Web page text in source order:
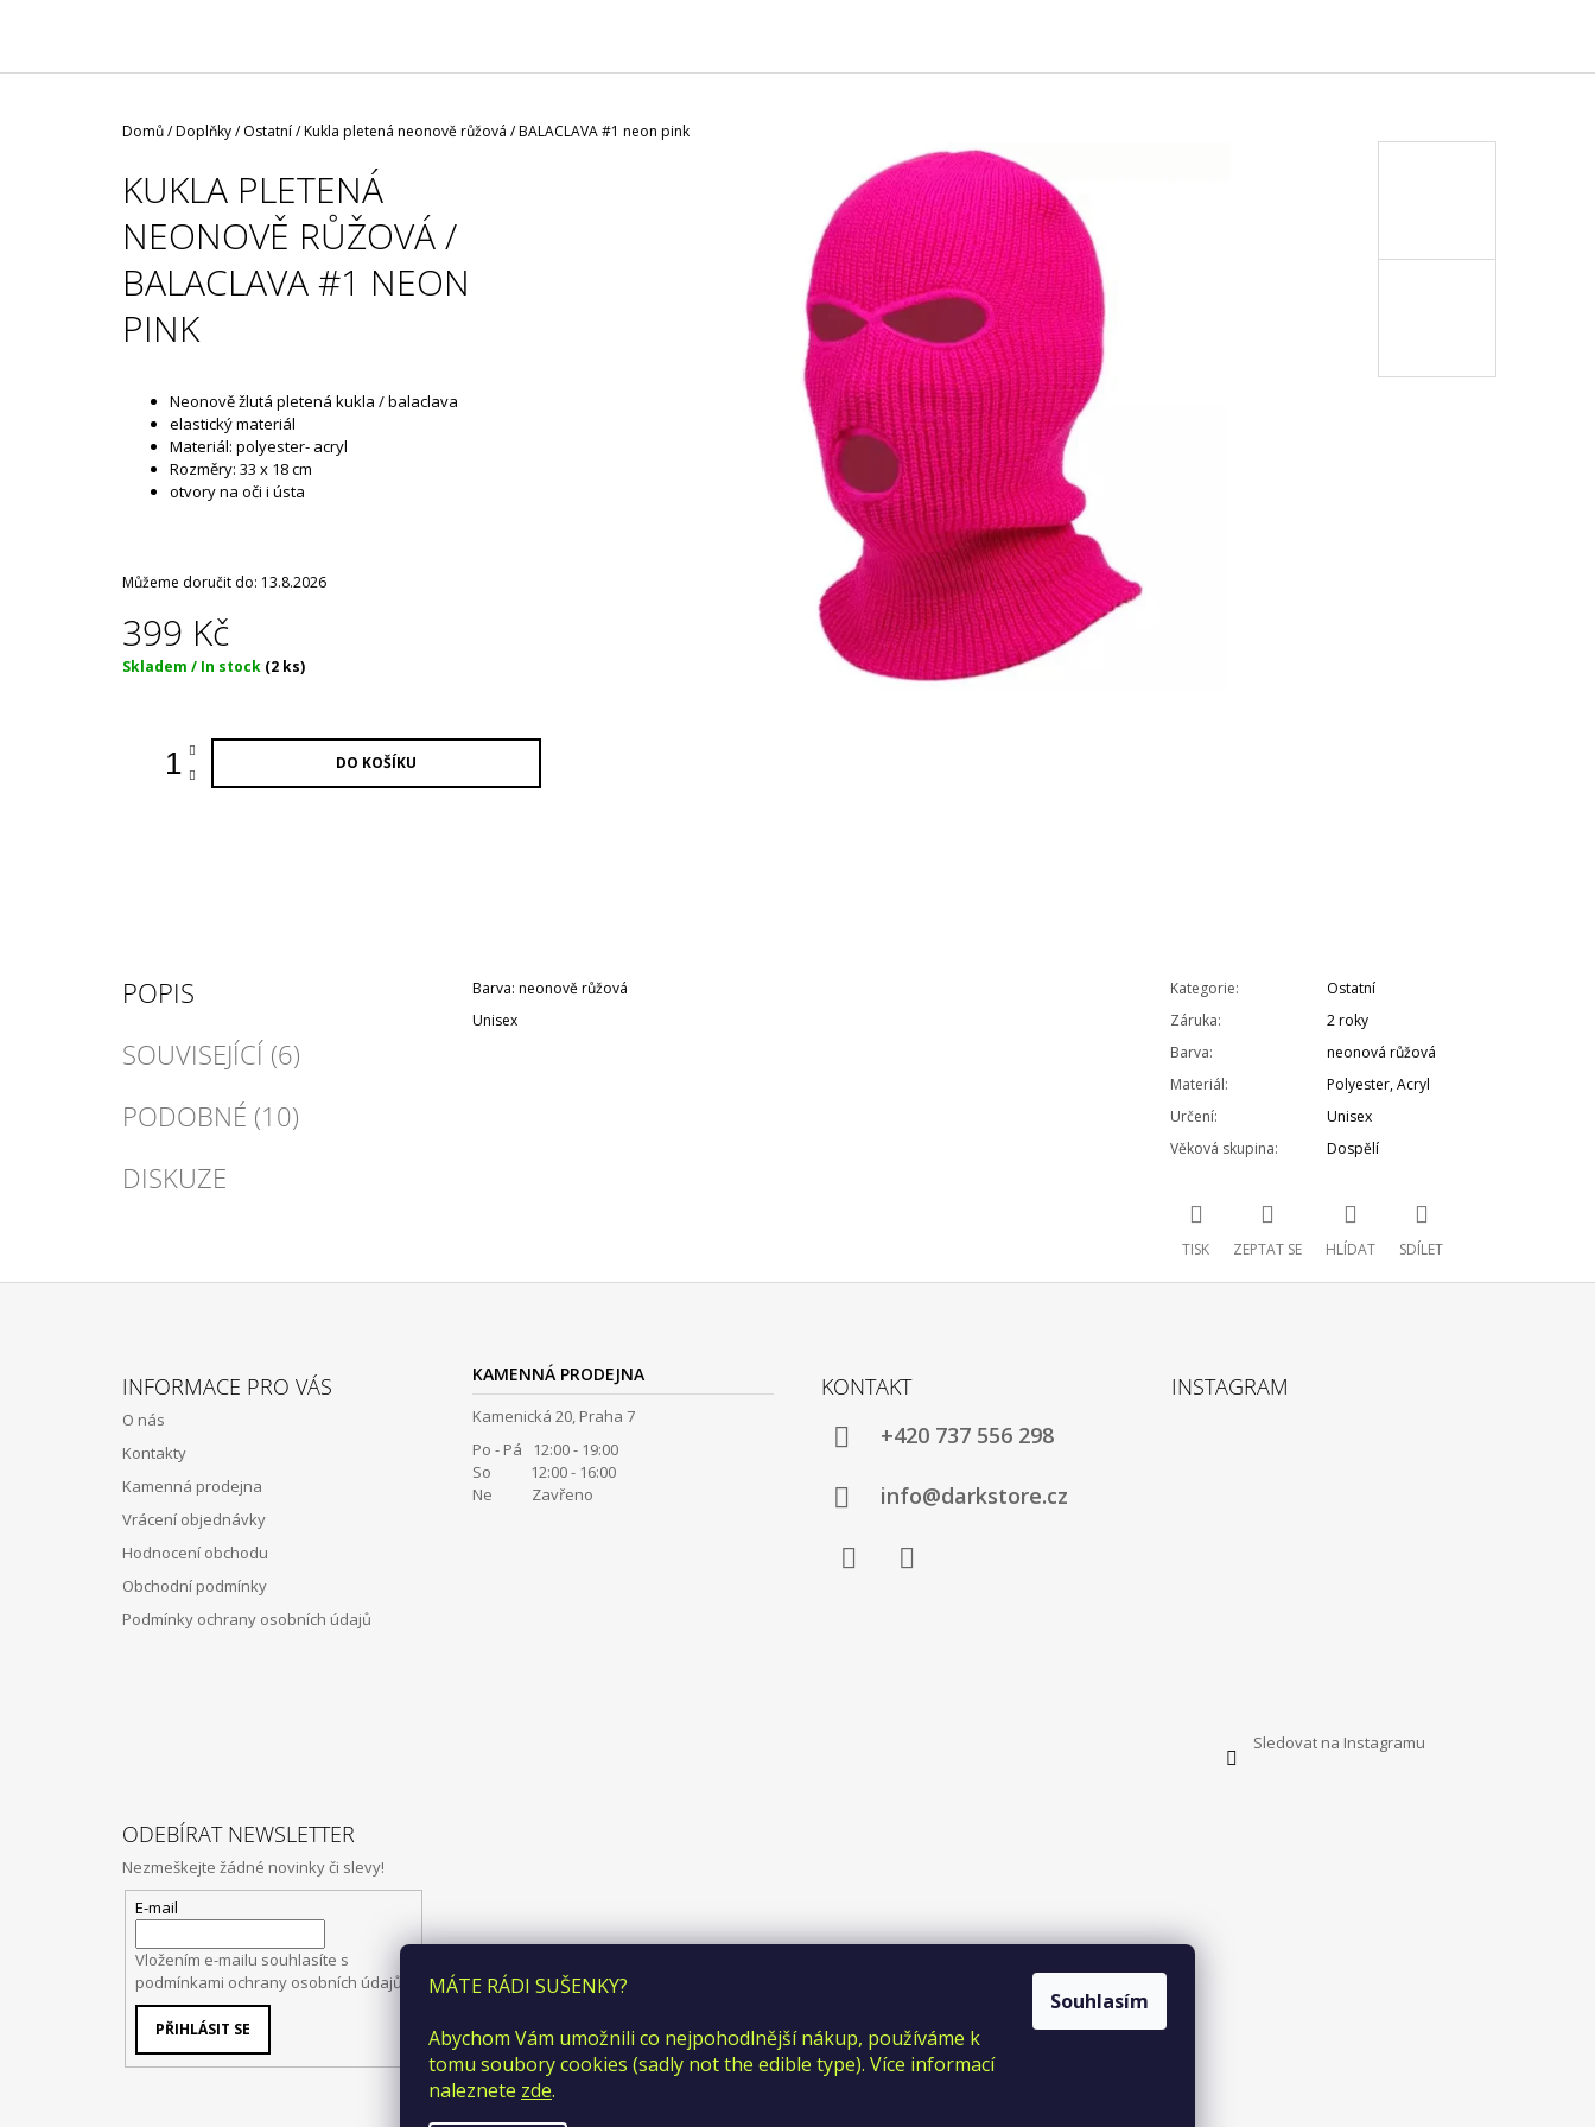
MÁTE RÁDI SUŠENKY?
Abychom Vám umožnili co nejpohodlnější nákup, používáme k
tomu soubory cookies (sadly not the edible type). Více informací
naleznete zde.
Souhlasím
Domů/Doplňky/ Ostatní/Kukla pletená neonově růžová / BALACLAVA #1 neon pink
KUKLA PLETENÁ
NEONOVĚ RŮŽOVÁ /
BALACLAVA #1 NEON
PINK
Neonově žlutá pletená kukla / balaclava
elastický materiál
Materiál: polyester- acryl
Rozměry: 33 x 18 cm
otvory na oči i ústa
Můžeme doručit do: 13.8.2026
399 Kč
Měrná
Skladem / In stock (2 ks)
DO KOŠÍKU
POPIS
SOUVISEJÍCÍ (6)
PODOBNÉ (10)
DISKUZE
Barva: neonově růžová
Unisex
Kategorie:
Ostatní
Záruka:
2 roky
Barva:
neonová růžová
Materiál:
Polyester, Acryl
Určení:
Unisex
Věková skupina: Dospělí
TISK ZEPTAT SE HLÍDAT SDÍLET
INFORMACE PRO VÁS
O nás
Kontakty
Kamenná prodejna
Vrácení objednávky
Hodnocení obchodu
Obchodní podmínky
Podmínky ochrany osobních údajů
KAMENNÁ PRODEJNA
Kamenická 20, Praha 7
Po - Pá 12:00 - 19:00
So 12:00 - 16:00
Ne Zavřeno
KONTAKT
+420 737 556 298
info@darkstore.cz
INSTAGRAM
Sledovat na Instagramu
ODEBÍRAT NEWSLETTER
Nezmeškejte žádné novinky či slevy!
E-mail
Vložením e-mailu souhlasíte s
podmínkami ochrany osobních údajů
PŘIHLÁSIT SE